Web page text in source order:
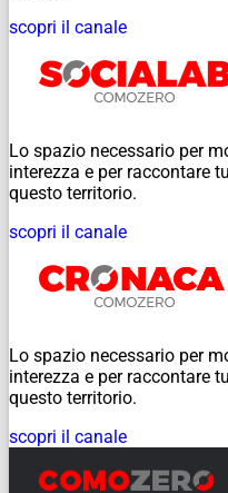
scopri il canale
Lo spazio necessario per
interezza e per raccontare
questo territorio.
scopri il canale
Lo spazio necessario per
interezza e per raccontare
questo territorio.
scopri il canale